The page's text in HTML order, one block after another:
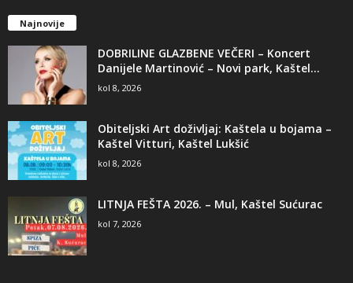
Najnovije
DOBRILINE GLAZBENE VEČERI – Koncert
Danijele Martinović – Novi park, Kaštel...
kol 8, 2026
Obiteljski Art doživljaj: Kaštela u bojama –
Kaštel Vitturi, Kaštel Lukšić
kol 8, 2026
LITNJA FEŠTA 2026. – Mul, Kaštel Sućurac
kol 7, 2026